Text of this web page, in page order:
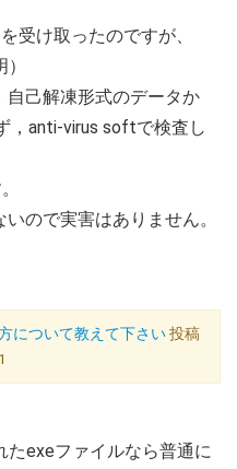
受け取ったのですが、
自己解凍形式のデータか
，anti-virus softで検査し
ので実害はありません。
について教えて下さい投稿
たexeファイルなら普通に